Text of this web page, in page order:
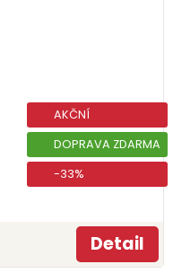
AKČNÍ
DOPRAVA ZDARMA
-33%
Detail